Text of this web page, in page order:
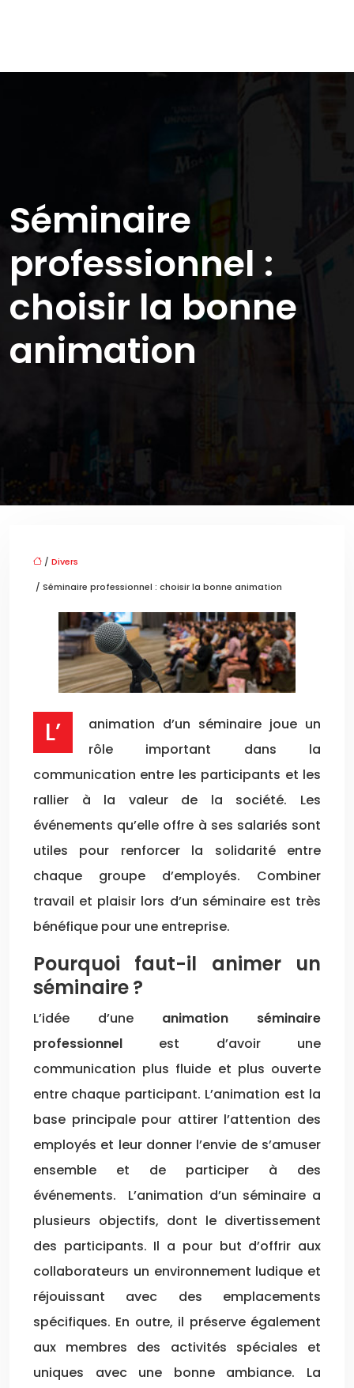
Séminaire
professionnel :
choisir la bonne
animation
/ Divers
/ Séminaire professionnel : choisir la bonne animation
L’animation d’un séminaire joue un
rôle important dans la
communication entre les participants et les
rallier à la valeur de la société. Les
événements qu’elle offre à ses salariés sont
utiles pour renforcer la solidarité entre
chaque groupe d’employés. Combiner
travail et plaisir lors d’un séminaire est très
bénéfique pour une entreprise.
Pourquoi faut-il animer un
séminaire ?
L’idée d’une animation séminaire
professionnel est d’avoir une
communication plus fluide et plus ouverte
entre chaque participant. L’animation est la
base principale pour attirer l’attention des
employés et leur donner l’envie de s’amuser
ensemble et de participer à des
événements. L’animation d’un séminaire a
plusieurs objectifs, dont le divertissement
des participants. Il a pour but d’offrir aux
collaborateurs un environnement ludique et
réjouissant avec des emplacements
spécifiques. En outre, il préserve également
aux membres des activités spéciales et
uniques avec une bonne ambiance. La